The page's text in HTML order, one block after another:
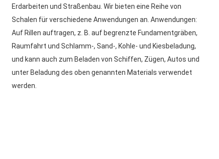
Erdarbeiten und Straßenbau. Wir bieten eine Reihe von
Schalen für verschiedene Anwendungen an. Anwendungen:
Auf Rillen auftragen, z. B. auf begrenzte Fundamentgräben,
Raumfahrt und Schlamm-, Sand-, Kohle- und Kiesbeladung,
und kann auch zum Beladen von Schiffen, Zügen, Autos und
unter Beladung des oben genannten Materials verwendet
werden.